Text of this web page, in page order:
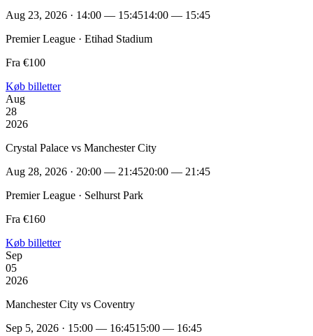
Aug 23, 2026 · 14:00 — 15:4514:00 — 15:45
Premier League · Etihad Stadium
Fra €100
Køb billetter
Aug
28
2026
Crystal Palace vs Manchester City
Aug 28, 2026 · 20:00 — 21:4520:00 — 21:45
Premier League · Selhurst Park
Fra €160
Køb billetter
Sep
05
2026
Manchester City vs Coventry
Sep 5, 2026 · 15:00 — 16:4515:00 — 16:45